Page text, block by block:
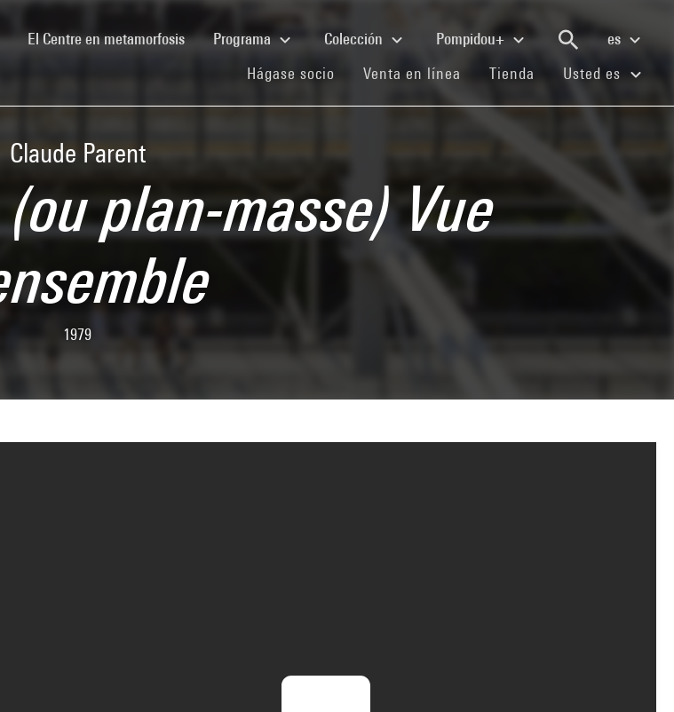
El Centre en metamorfosis(current)Programa Colección Pompidou+
es
Hágase socio (current)
Venta en línea (current)
Tienda (current)
Usted es
Claude Parent
plan-masse) Vue
1979